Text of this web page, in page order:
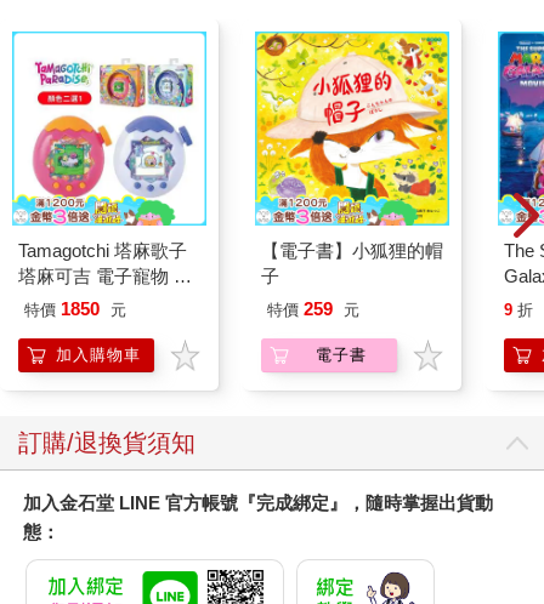
Tamagotchi 塔麻歌子
塔麻可吉 電子寵物 樂
園系列（熱帶橙果／極
特價 1850 元
加入購物車
【電子書】小狐狸的帽
子
特價 259 元
電子書
The
9 折
訂購/退換貨須知
加入金石堂 LINE 官方帳號『完成綁定』，隨時掌握出貨動
態：